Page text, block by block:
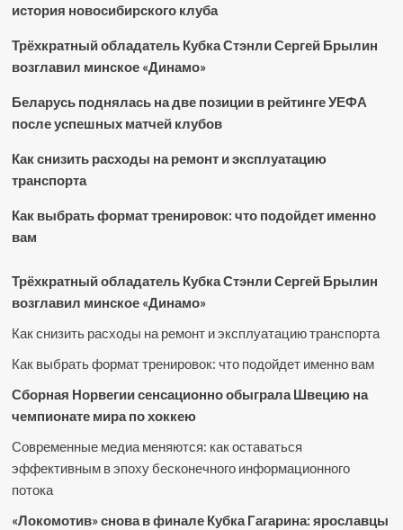
история новосибирского клуба
Трёхкратный обладатель Кубка Стэнли Сергей Брылин
возглавил минское «Динамо»
Беларусь поднялась на две позиции в рейтинге УЕФА
после успешных матчей клубов
Как снизить расходы на ремонт и эксплуатацию
транспорта
Как выбрать формат тренировок: что подойдет именно
вам
Трёхкратный обладатель Кубка Стэнли Сергей Брылин
возглавил минское «Динамо»
Как снизить расходы на ремонт и эксплуатацию транспорта
Как выбрать формат тренировок: что подойдет именно вам
Сборная Норвегии сенсационно обыграла Швецию на
чемпионате мира по хоккею
Современные медиа меняются: как оставаться
эффективным в эпоху бесконечного информационного
потока
«Локомотив» снова в финале Кубка Гагарина: ярославцы